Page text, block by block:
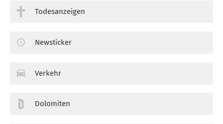
Todesanzeigen
Newsticker
Verkehr
Dolomiten